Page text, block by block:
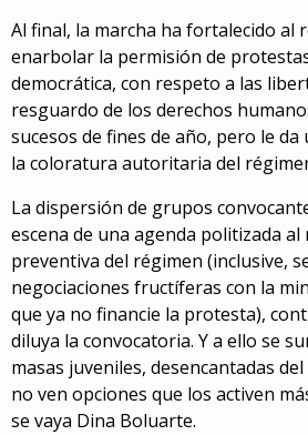
Al final, la marcha ha fortalecido al
enarbolar la permisión de
democrática, con respeto a las
resguardo de los derechos
sucesos de fines de año, pero le
la coloratura autoritaria del
La dispersión de grupos
escena de una agenda politizada al
preventiva del régimen (inclusive,
negociaciones fructíferas con la
que ya no financie la protesta),
diluya la convocatoria. Y a ello se
masas juveniles, desencantadas
no ven opciones que los activen
se vaya Dina Boluarte.